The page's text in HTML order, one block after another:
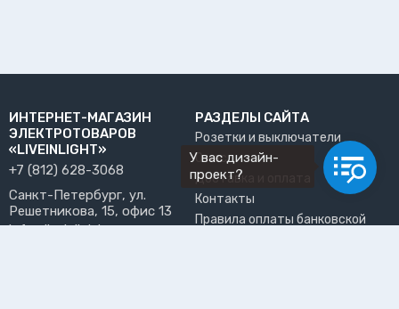
ИНТЕРНЕТ-МАГАЗИН
ЭЛЕКТРОТОВАРОВ
«LIVEINLIGHT»
+7 (812) 628-3068
Санкт-Петербург, ул.
Решетникова, 15, офис 13
info@liveinlight.ru
РАЗДЕЛЫ САЙТА
Розетки и выключатели
О нас
Доставка и оплата
Контакты
Правила оплаты банковской
У вас дизайн-
проект?